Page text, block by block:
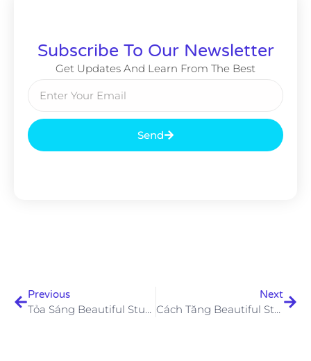
Subscribe To Our Newsletter
Get Updates And Learn From The Best
Send
Previous
Tỏa Sáng​​ Beautiful Stunning Trên Hot51 Từ Con Số 0
Next
Cách Tăng Beautiful Stunning Follow Nhanh Trên Hot51